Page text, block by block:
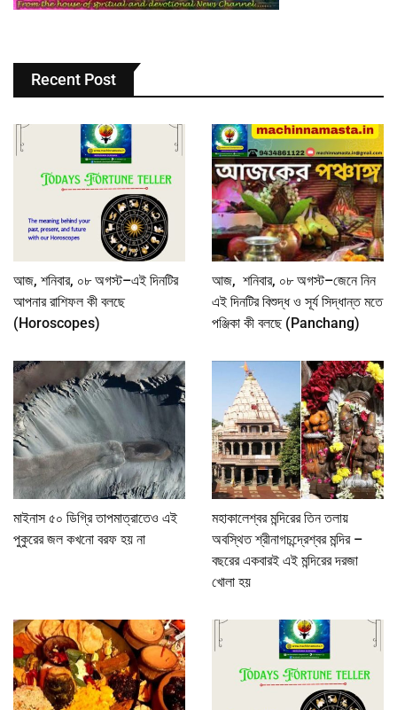
Recent Post
আজ, শনিবার, ০৮ অগস্ট–এই দিনটির
আপনার রাশিফল কী বলছে
(Horoscopes)
আজ, শনিবার, ০৮ অগস্ট–জেনে নিন
এই দিনটির বিশুদ্ধ ও সূর্য সিদ্ধান্ত মতে
পঞ্জিকা কী বলছে (Panchang)
মাইনাস ৫০ ডিগ্রি তাপমাত্রাতেও এই
পুকুরের জল কখনো বরফ হয় না
মহাকালেশ্বর মন্দিরের তিন তলায়
অবস্থিত শ্রীনাগচন্দ্রেশ্বর মন্দির –
বছরের একবারই এই মন্দিরের দরজা
খোলা হয়